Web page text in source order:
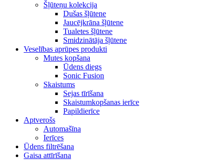
Šļūteņu kolekcija
Dušas šļūtene
Jaucējkrāna šļūtene
Tualetes šļūtene
Smidzinātāja šļūtene
Veselības aprūpes produkti
Mutes kopšana
Ūdens diegs
Sonic Fusion
Skaistums
Sejas tīrīšana
Skaistumkopšanas ierīce
Papildierīce
Aptverošs
Automašīna
Ierīces
Ūdens filtrēšana
Gaisa attīrīšana